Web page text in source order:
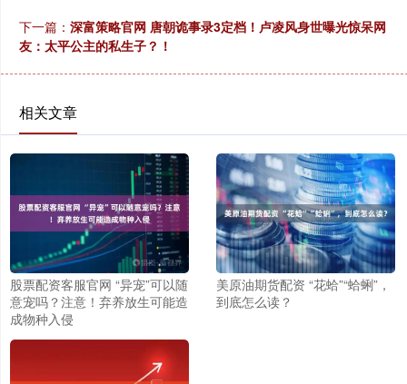
下一篇： 深富策略官网 唐朝诡事录3定档！卢凌风身世曝光惊呆网
友：太平公主的私生子？！
相关文章
股票配资客服官网 “异宠”可以随
意宠吗？注意！弃养放生可能造
成物种入侵
美原油期货配资 “花蛤”“蛤蜊”，
到底怎么读？